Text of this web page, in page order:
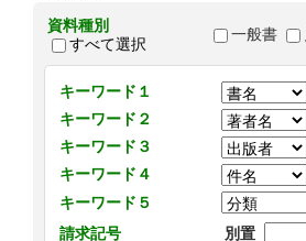
資料種別
すべて選択
一般書
キーワード１
キーワード２
キーワード３
キーワード４
キーワード５
請求記号
別置